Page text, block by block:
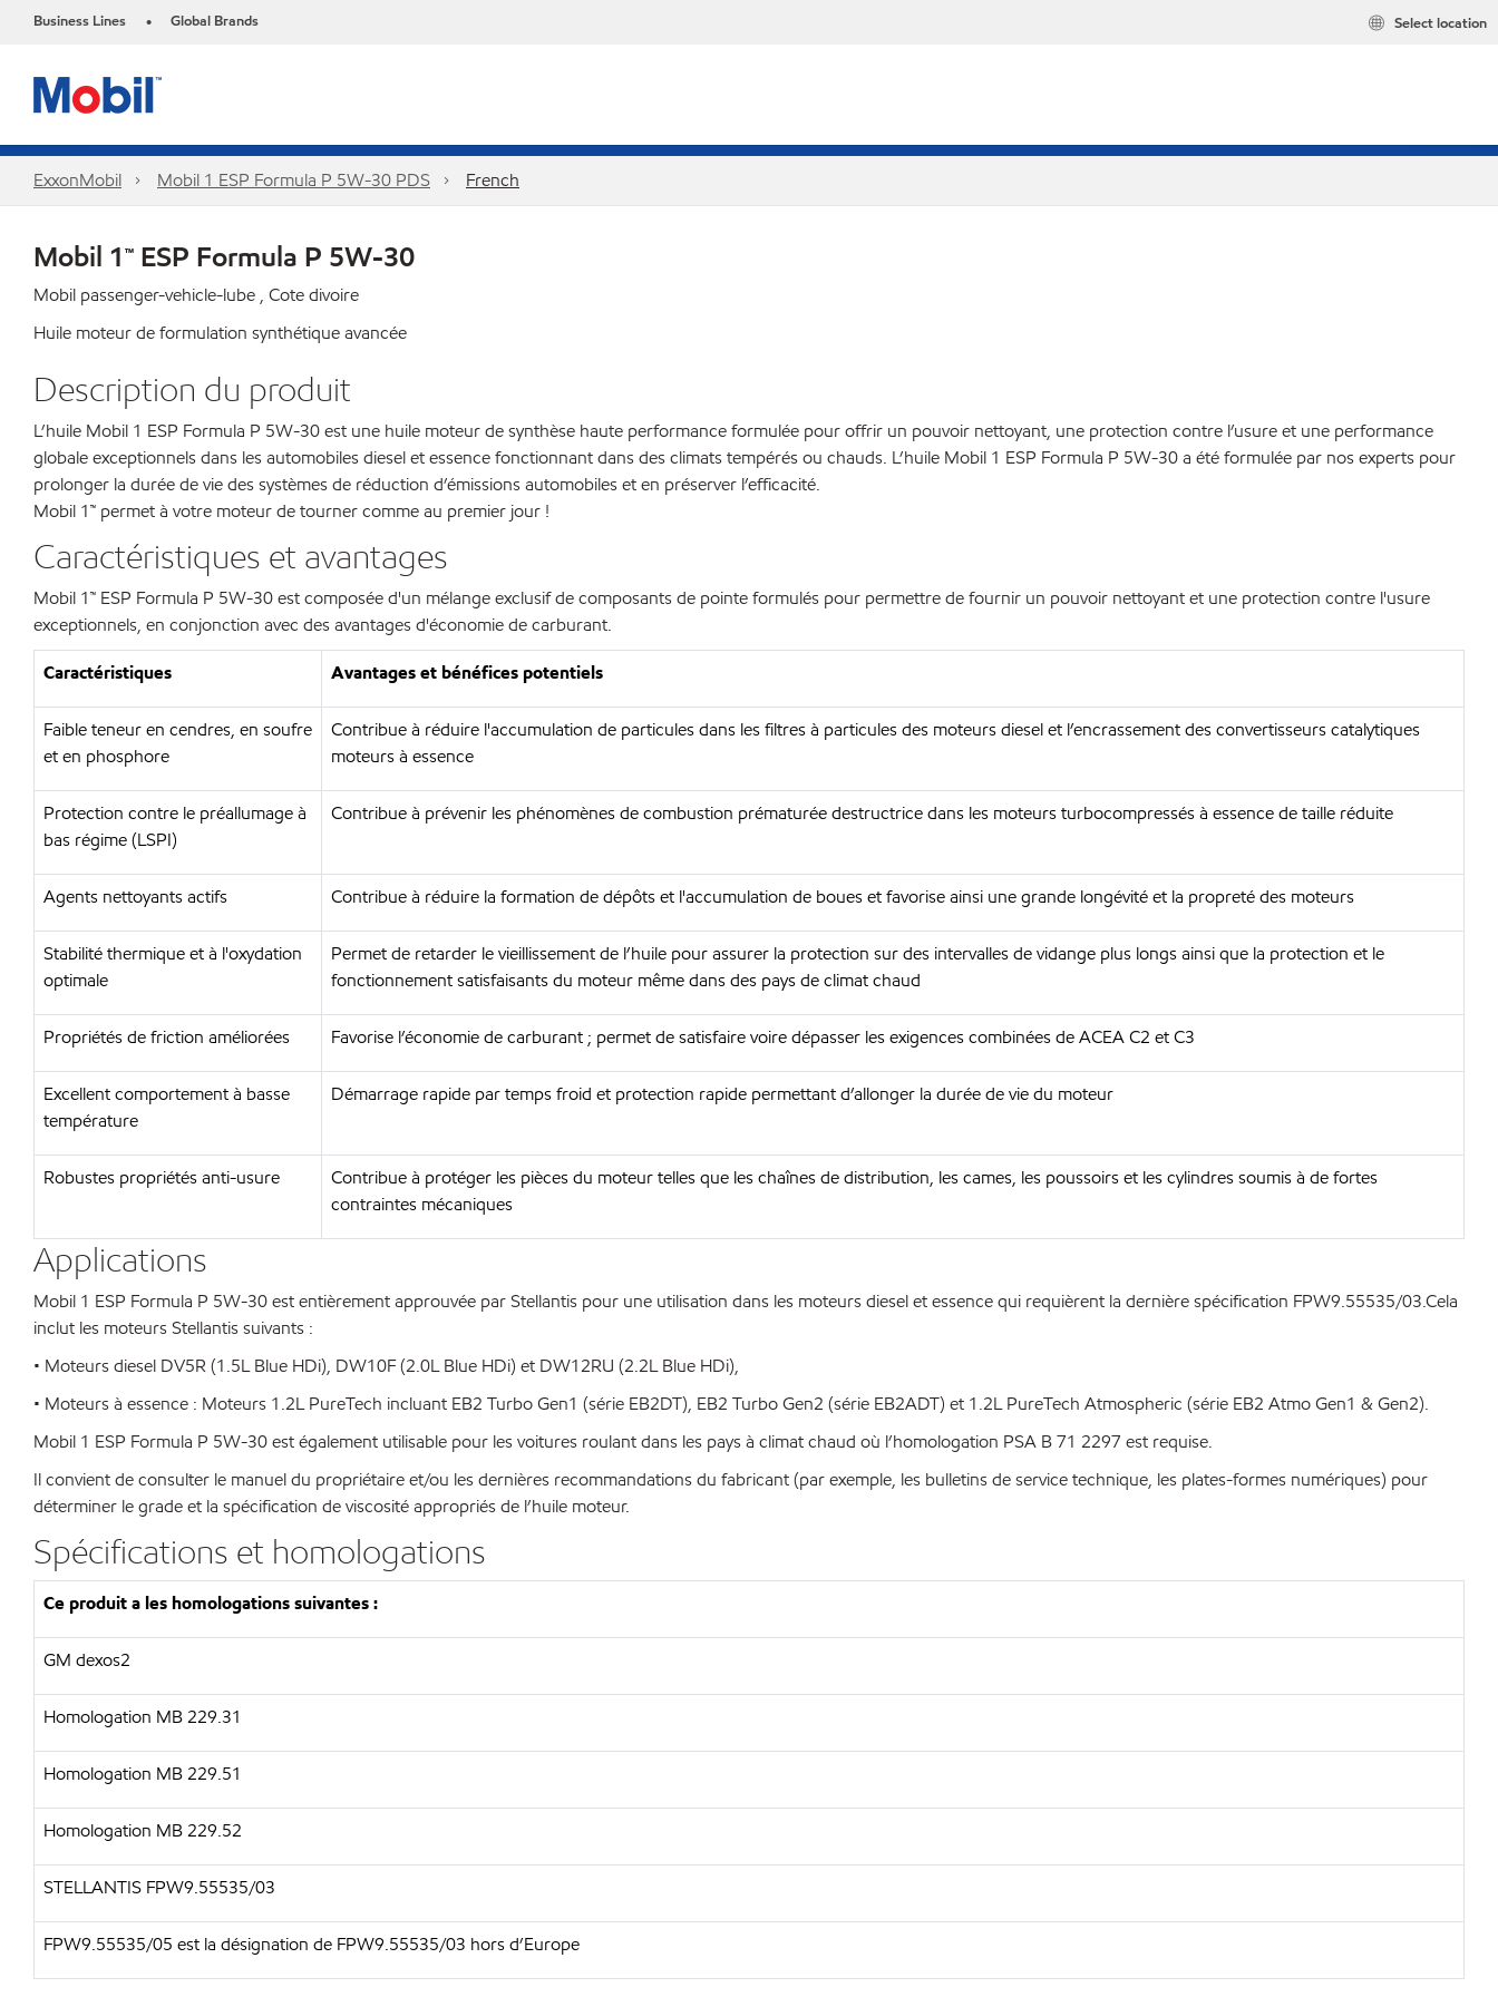
Business Lines • Global Brands Select location
ExxonMobil Mobil 1 ESP Formula P 5W-30 PDS French
Mobil 1™ ESP Formula P 5W-30
Mobil passenger-vehicle-lube , Cote divoire
Huile moteur de formulation synthétique avancée
Description du produit
L’huile Mobil 1 ESP Formula P 5W-30 est une huile moteur de synthèse haute performance formulée pour offrir un pouvoir nettoyant, une protection contre l’usure et une performance
globale exceptionnels dans les automobiles diesel et essence fonctionnant dans des climats tempérés ou chauds. L’huile Mobil 1 ESP Formula P 5W-30 a été formulée par nos experts pour
prolonger la durée de vie des systèmes de réduction d’émissions automobiles et en préserver l’efficacité.
Mobil 1™ permet à votre moteur de tourner comme au premier jour !
Caractéristiques et avantages
Mobil 1™ ESP Formula P 5W-30 est composée d'un mélange exclusif de composants de pointe formulés pour permettre de fournir un pouvoir nettoyant et une protection contre l'usure
exceptionnels, en conjonction avec des avantages d'économie de carburant.
Caractéristiques Avantages et bénéfices potentiels
Faible teneur en cendres, en soufre
et en phosphore
Contribue à réduire l'accumulation de particules dans les filtres à particules des moteurs diesel et l’encrassement des convertisseurs catalytiques
moteurs à essence
Protection contre le préallumage à
bas régime (LSPI)
Contribue à prévenir les phénomènes de combustion prématurée destructrice dans les moteurs turbocompressés à essence de taille réduite
Agents nettoyants actifs Contribue à réduire la formation de dépôts et l'accumulation de boues et favorise ainsi une grande longévité et la propreté des moteurs
Stabilité thermique et à l'oxydation
optimale
Permet de retarder le vieillissement de l’huile pour assurer la protection sur des intervalles de vidange plus longs ainsi que la protection et le
fonctionnement satisfaisants du moteur même dans des pays de climat chaud
Propriétés de friction améliorées Favorise l’économie de carburant ; permet de satisfaire voire dépasser les exigences combinées de ACEA C2 et C3
Excellent comportement à basse
température
Démarrage rapide par temps froid et protection rapide permettant d’allonger la durée de vie du moteur
Robustes propriétés anti-usure
Contribue à protéger les pièces du moteur telles que les chaînes de distribution, les cames, les poussoirs et les cylindres soumis à de fortes
contraintes mécaniques
Applications
Mobil 1 ESP Formula P 5W-30 est entièrement approuvée par Stellantis pour une utilisation dans les moteurs diesel et essence qui requièrent la dernière spécification FPW9.55535/03.Cela
inclut les moteurs Stellantis suivants :
• Moteurs diesel DV5R (1.5L Blue HDi), DW10F (2.0L Blue HDi) et DW12RU (2.2L Blue HDi),
• Moteurs à essence : Moteurs 1.2L PureTech incluant EB2 Turbo Gen1 (série EB2DT), EB2 Turbo Gen2 (série EB2ADT) et 1.2L PureTech Atmospheric (série EB2 Atmo Gen1 & Gen2).
Mobil 1 ESP Formula P 5W-30 est également utilisable pour les voitures roulant dans les pays à climat chaud où l’homologation PSA B 71 2297 est requise.
Il convient de consulter le manuel du propriétaire et/ou les dernières recommandations du fabricant (par exemple, les bulletins de service technique, les plates-formes numériques) pour
déterminer le grade et la spécification de viscosité appropriés de l’huile moteur.
Spécifications et homologations
Ce produit a les homologations suivantes :
GM dexos2
Homologation MB 229.31
Homologation MB 229.51
Homologation MB 229.52
STELLANTIS FPW9.55535/03
FPW9.55535/05 est la désignation de FPW9.55535/03 hors d’Europe